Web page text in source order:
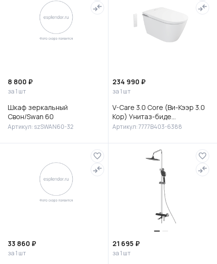
8 800 ₽
за 1 шт
Шкаф зеркальный
Свон/Swan 60
Артикул: szSWAN60-32
234 990 ₽
за 1 шт
V-Care 3.0 Core (Ви-Кээр 3.0
Кор) Унитаз-биде
подвесной, 7777B403-6388
Артикул: 7777B403-6388
33 860 ₽
за 1 шт
21 695 ₽
за 1 шт